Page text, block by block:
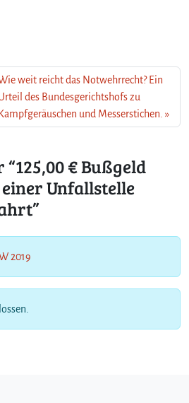
e
n
d
d
e
a
h
weit reicht das Notwehrrecht? Ein
des Bundesgerichtshofs zu
Kampfgeräuschen und Messerstichen.
€ Bußgeld
Unfallstelle
2019